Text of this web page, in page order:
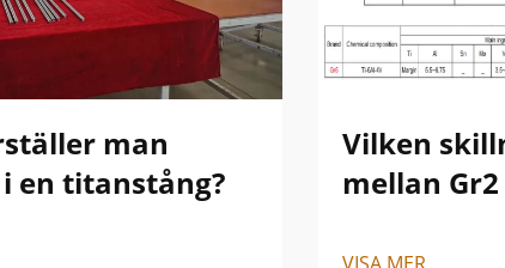
man
en titanstång?
Vilken
mellan